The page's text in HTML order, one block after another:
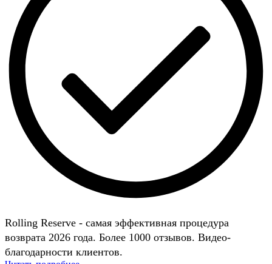
Rolling Reserve - самая эффективная процедура
возврата 2026 года. Более 1000 отзывов. Видео-
благодарности клиентов.